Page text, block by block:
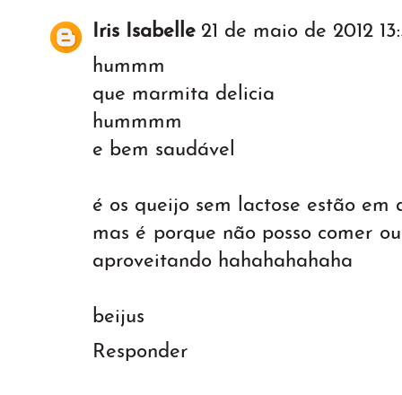
Iris Isabelle 21 de maio de 2012
hummm
que marmita delicia
hummmm
e bem saudável
é os queijo sem lactose estão
mas é porque não posso comer
aproveitando hahahahahaha
beijus
Responder